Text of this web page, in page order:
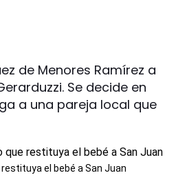
de Menores Ramírez a
Se decide en
a una pareja local que
el bebé a San Juan